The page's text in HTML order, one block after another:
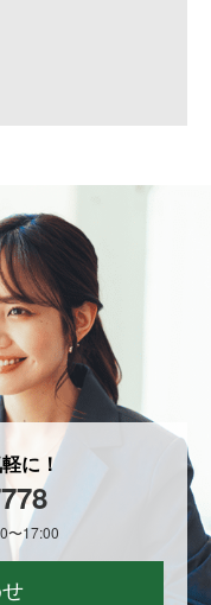
に！
〜17:00